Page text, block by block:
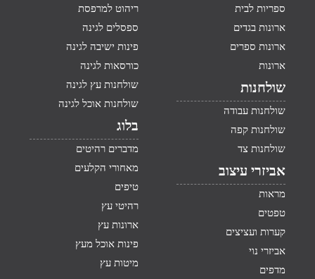
ספריות לבית
ארונות בגדים
ארונות ספרים
ארונות
שולחנות
שולחנות עבודה
שולחנות קפה
שולחנות צד
אביזרי עיצוב
מראות
טפטים
קערות ועציצים
אביזרי נוי
מדפים
ריהוט למרפסת
ספסלים לגינה
פינות ישיבה לגינה
כורסאות לגינה
שולחנות עץ לגינה
שולחנות אוכל לגינה
בלוג
מדברים רהיטים
מאחורי הקלעים
טיפים
רהיטי עץ
ארונות עץ
פינות אוכל מעץ
מיטות עץ